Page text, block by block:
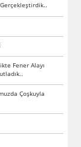
Fener Alayı
Çoşkuyla